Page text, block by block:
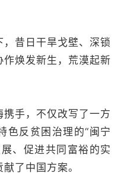
昔日干旱戈壁、深锁
焕发新生，荒漠起新
手，不仅改写了一方
色反贫困治理的“闽宁
、促进共同富裕的实
了中国方案。